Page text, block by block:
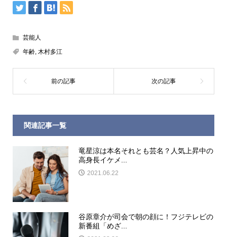
芸能人
年齢, 木村多江
関連記事一覧
竜星涼は本名それとも芸名？人気上昇中の
高身長イケメ...
2021.06.22
谷原章介が司会で朝の顔に！フジテレビの
新番組「めざ...